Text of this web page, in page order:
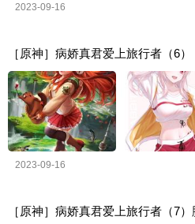
2023-09-16
［原神］病娇真君爱上旅行者（6）
2023-09-16
［原神］病娇真君爱上旅行者（7）